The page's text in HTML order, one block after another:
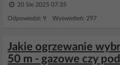
20 Sie 2025 07:35
Odpowiedzi: 9 Wyświetleń: 297
Jakie ogrzewanie
50 m - gazowe czy